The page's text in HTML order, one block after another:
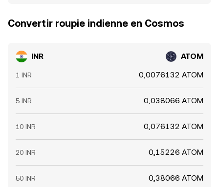
Convertir roupie indienne en Cosmos
INR ATOM
1 INR 0,0076132 ATOM
5 INR 0,038066 ATOM
10 INR 0,076132 ATOM
20 INR 0,15226 ATOM
50 INR 0,38066 ATOM